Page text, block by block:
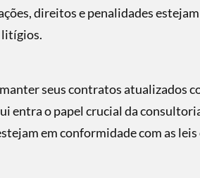
direitos e penalidades
litígios.
seus contratos atualizados
entra o papel crucial da
em conformidade com as